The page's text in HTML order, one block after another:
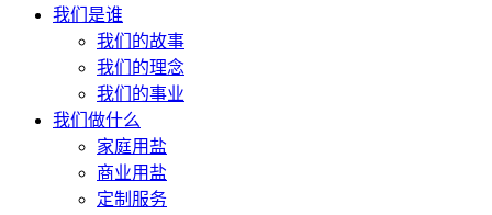
我们是谁
我们的故事
我们的理念
我们的事业
我们做什么
家庭用盐
商业用盐
定制服务